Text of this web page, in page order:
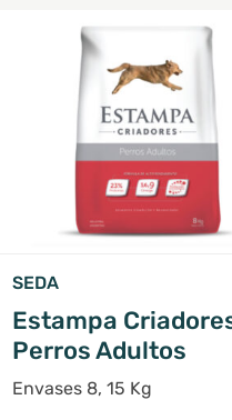
SEDA
Estampa
Perros Adultos
Envases 8, 15 Kg